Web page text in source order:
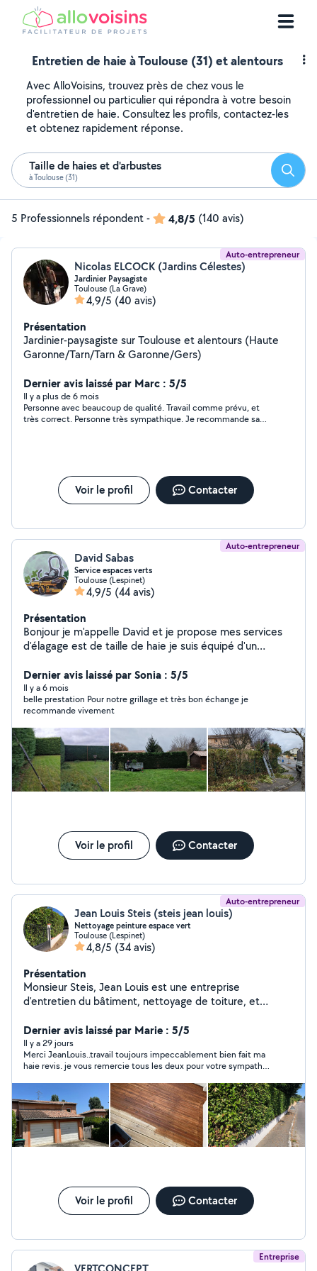
Entretien de haie à Toulouse (31) et alentours
Avec AlloVoisins, trouvez près de chez vous le
professionnel ou particulier qui répondra à votre besoin
d'entretien de haie. Consultez les profils, contactez-les
et obtenez rapidement réponse.
Taille de haies et d'arbustes
à Toulouse (31)
5 Professionnels répondent- 4,8/5 (140 avis)
Auto-entrepreneur
Nicolas ELCOCK (Jardins Célestes)
Jardinier Paysagiste
Toulouse (La Grave)
4,9/5 (40 avis)
Présentation
Jardinier-paysagiste sur Toulouse et alentours (Haute
Garonne/Tarn/Tarn & Garonne/Gers)
Dernier avis laissé par Marc : 5/5
Il y a plus de 6 mois
Personne avec beaucoup de qualité. Travail comme prévu, et
très correct. Personne très sympathique. Je recommande sans
Voir le profil Contacter
Auto-entrepreneur
David Sabas
Service espaces verts
Toulouse (Lespinet)
4,9/5 (44 avis)
Présentation
Bonjour je m'appelle David et je propose mes services
d'élagage est de taille de haie je suis équipé d'un
matériel professionnel pour entretenir Votre jardin
Dernier avis laissé par Sonia : 5/5
Il y a 6 mois
belle prestation Pour notre grillage et très bon échange je
recommande vivement
Voir le profil Contacter
Auto-entrepreneur
Jean Louis Steis (steis jean louis)
Nettoyage peinture espace vert
Toulouse (Lespinet)
4,8/5 (34 avis)
Présentation
Monsieur Steis, Jean Louis est une entreprise
d'entretien du bâtiment, nettoyage de toiture, et
extérieur Entretien d'espaces verts (taille de haie
,abattage d'arbres ,tonte) Équipée de matériel
professionnel. Sérieux et à l'écoute du client.
Déplacement dans tous le 31 Bon rapport qualité prix.
N'hésitez à faire appel à mon entreprise.
Dernier avis laissé par Marie : 5/5
Il y a 29 jours
Merci JeanLouis..travail toujours impeccablement bien fait ma
haie revis. je vous remercie tous les deux pour votre sympathie
déjà ...prix abordable également ..je vous recommande les yeux
fermés ..encore MERCI
Voir le profil Contacter
Entreprise